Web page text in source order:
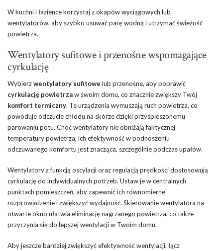
W kuchni i łazience korzystaj z okapów wyciągowych lub
wentylatorów, aby szybko usuwać parę wodną i utrzymać świeżość
powietrza.
Wentylatory sufitowe i przenośne wspomagające
cyrkulację
Wybierzwentylatory sufitowe lub przenośne, aby poprawić
cyrkulację powietrzaw swoim domu, co znacznie zwiększy Twój
komfort termiczny. Te urządzenia wymuszają ruch powietrza, co
powoduje odczucie chłodu na skórze dzięki przyspieszonemu
parowaniu potu. Choć wentylatory nie obniżają faktycznej
temperatury powietrza, ich efektywność w podnoszeniu
odczuwanego komfortu jest znacząca, szczególnie podczas upałów.
Wentylatory z funkcją oscylacji oraz regulacją prędkości dostosowują
cyrkulację do indywidualnych potrzeb. Ustaw je w centralnych
punktach pomieszczeń, aby zapewnić ich równomierne
rozprowadzenie i zwiększyć wydajność. Skierowanie wentylatora na
otwarte okno ułatwia eliminację nagrzanego powietrza, co także
przyczynia się do lepszej wentylacji w Twoim domu.
Aby jeszcze bardziej zwiększyć efektywność wentylacji, łącz